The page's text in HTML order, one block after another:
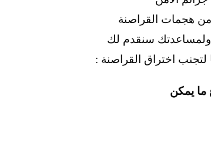
من هجمات القراصنة
ولمساعدتك سنقدم لك
اختراق القراصنة :